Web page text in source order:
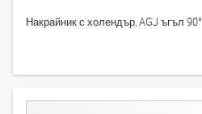
Накрайник с холендър, AGJ ъгъл 90°